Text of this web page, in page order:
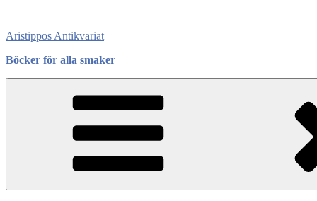
content
Aristippos Antikvariat
Böcker för alla smaker